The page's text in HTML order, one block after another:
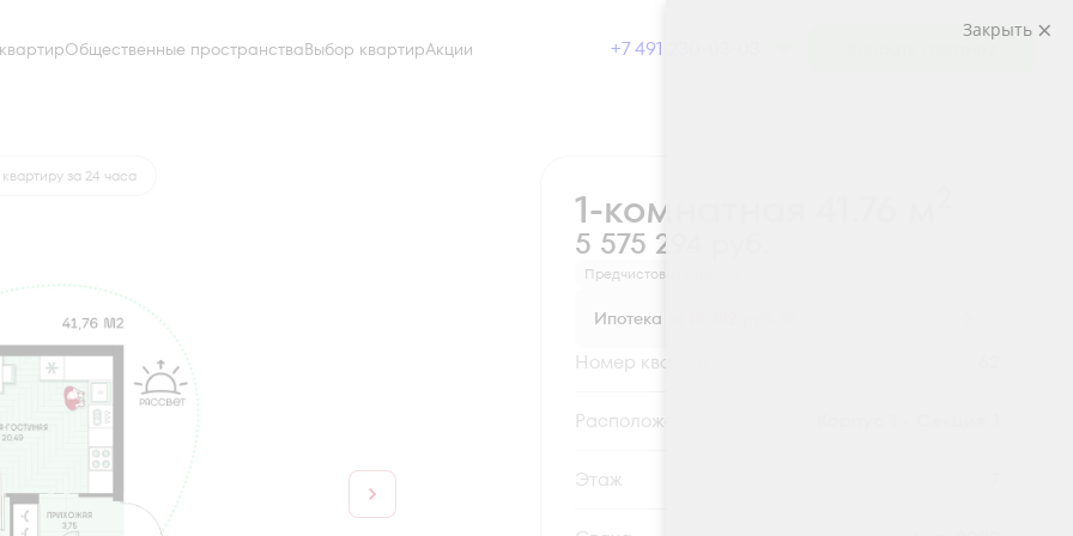
Общественные пространстваВыбор квартирАкции +7 491 230-03-03
от 18 382 руб.
за 24 часа
1-комнатная 41.76 м
5 575 294 руб.
Предчистовая отделка
Ипотека
Номер квартиры
Секция
Этаж
Закрыть